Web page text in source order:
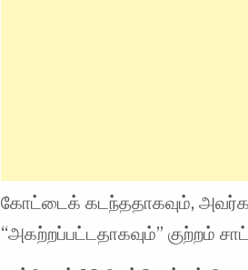
கோட்டைக் கடந்ததாகவும்,
“அகற்றப்பட்டதாகவும்” குற்றம்